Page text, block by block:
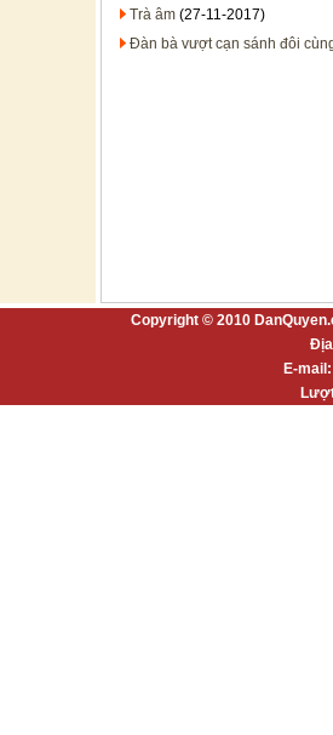
Trà âm (27-11-2017)
Đàn bà vượt cạn sánh đôi
Copyright © 2010
E-